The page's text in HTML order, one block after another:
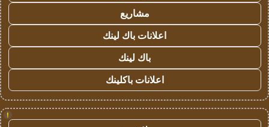
مشاريع
اعلانات باك لينك
باك لينك
اعلانات باكلينك
!